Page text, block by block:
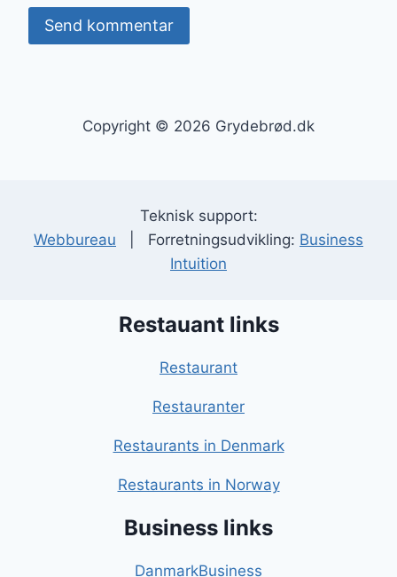
Copyright © 2026 Grydebrød.dk
Teknisk support:
Webbureau | Forretningsudvikling: Business
Intuition
Restauant links
Restaurant
Restauranter
Restaurants in Denmark
Restaurants in Norway
Business links
DanmarkBusiness